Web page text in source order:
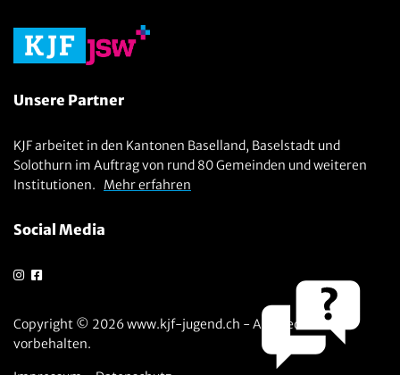
Unsere Partner
KJF arbeitet in den Kantonen Baselland, Baselstadt und
Solothurn im Auftrag von rund 80 Gemeinden und weiteren
Institutionen. Mehr erfahren
Social Media
Copyright © 2026 www.kjf-jugend.ch - Alle Rechte
vorbehalten.